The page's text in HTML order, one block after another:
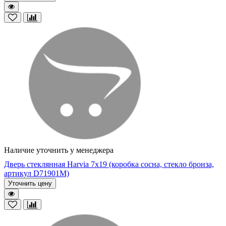
Наличие уточнить у менеджера
Дверь стеклянная Harvia 7х19 (коробка сосна, стекло бронза,
артикул D71901M)
Уточнить цену